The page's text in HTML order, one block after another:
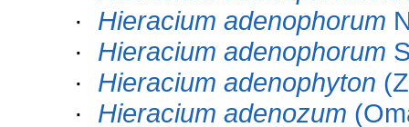
· Hieracium adenophorum
· Hieracium adenophorum
· Hieracium adenophyton
· Hieracium adenozum